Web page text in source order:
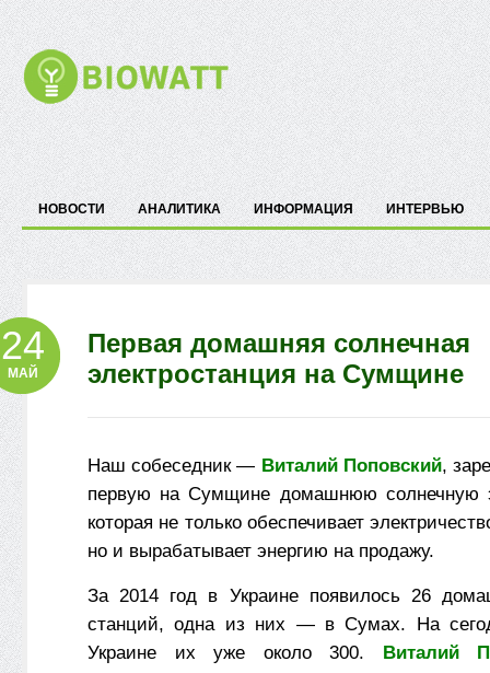
НОВОСТИ АНАЛИТИКА ИНФОРМАЦИЯ ИНТЕРВЬЮ
Первая домашняя солнечная
электростанция на Сумщине
24
МАЙ
Наш собеседник — Виталий Поповский,
первую на Сумщине домашнюю солнечную
которая не только обеспечивает
но и вырабатывает энергию на продажу.
За 2014 год в Украине появилось 26
станций, одна из них — в Сумах. На
Украине их уже около 300. Виталий